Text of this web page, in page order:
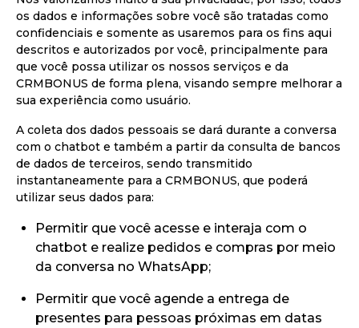
os dados e informações sobre você são tratadas como
confidenciais e somente as usaremos para os fins aqui
descritos e autorizados por você, principalmente para
que você possa utilizar os nossos serviços e da
CRMBONUS de forma plena, visando sempre melhorar a
sua experiência como usuário.
A coleta dos dados pessoais se dará durante a conversa
com o chatbot e também a partir da consulta de bancos
de dados de terceiros, sendo transmitido
instantaneamente para a CRMBONUS, que poderá
utilizar seus dados para:
Permitir que você acesse e interaja com o
chatbot e realize pedidos e compras por meio
da conversa no WhatsApp;
Permitir que você agende a entrega de
presentes para pessoas próximas em datas